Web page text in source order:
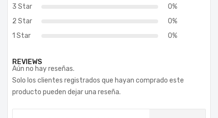
3 Star
0%
2 Star
0%
1 Star
0%
REVIEWS
Aún no hay reseñas.
Solo los clientes registrados que hayan comprado este
producto pueden dejar una reseña.